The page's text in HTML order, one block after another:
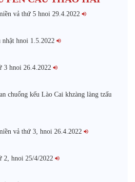
vả thứ 5 hnoi 29.4.2022
hnoi 1.5.2022
3 hnoi 26.4.2022
chuổng kếu Lào Cai khzàng làng tzấu
vả thứ 3, hnoi 26.4.2022
2, hnoi 25/4/2022